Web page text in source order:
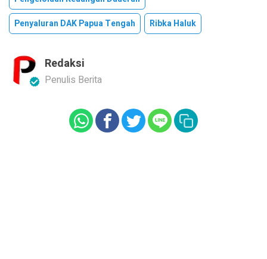
Penyaluran DAK Papua Tengah
Ribka Haluk
Redaksi
Penulis Berita